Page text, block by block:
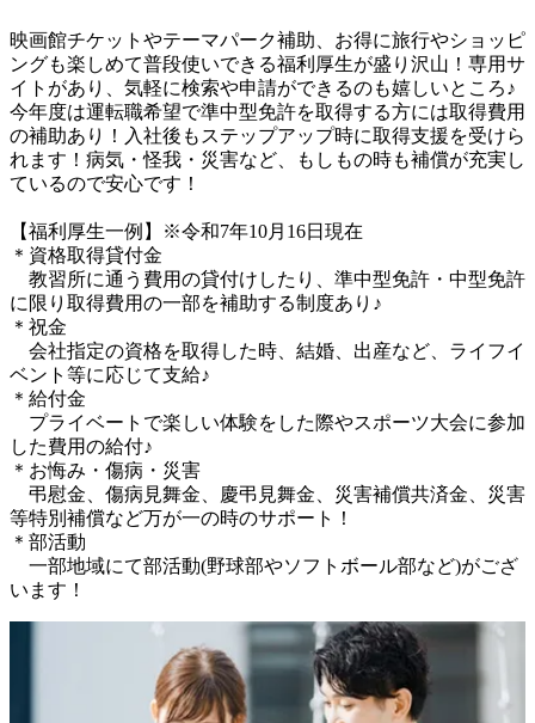
映画館チケットやテーマパーク補助、お得に旅行やショッピ
ングも楽しめて普段使いできる福利厚生が盛り沢山！専用サ
イトがあり、気軽に検索や申請ができるのも嬉しいところ♪
今年度は運転職希望で準中型免許を取得する方には取得費用
の補助あり！入社後もステップアップ時に取得支援を受けら
れます！病気・怪我・災害など、もしもの時も補償が充実し
ているので安心です！
【福利厚生一例】※令和7年10月16日現在
＊資格取得貸付金
教習所に通う費用の貸付けしたり、準中型免許・中型免許
に限り取得費用の一部を補助する制度あり♪
＊祝金
会社指定の資格を取得した時、結婚、出産など、ライフイ
ベント等に応じて支給♪
＊給付金
プライベートで楽しい体験をした際やスポーツ大会に参加
した費用の給付♪
＊お悔み・傷病・災害
弔慰金、傷病見舞金、慶弔見舞金、災害補償共済金、災害
等特別補償など万が一の時のサポート！
＊部活動
一部地域にて部活動(野球部やソフトボール部など)がござ
います！